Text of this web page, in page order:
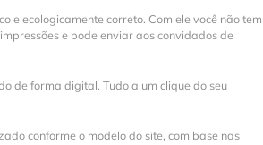
e ecologicamente correto. Com ele você não tem
e pode enviar aos convidados de
de forma digital. Tudo a um clique do seu
conforme o modelo do site, com base nas